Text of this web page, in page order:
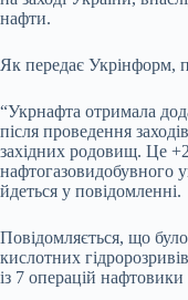
нафти.
Як передає Укрінформ,
“Укрнафта отримала
після проведення
західних родовищ. Це
нафтогазовидобувного
йдеться у повідомленні.
Повідомляється, що
кислотних
із 7 операцій